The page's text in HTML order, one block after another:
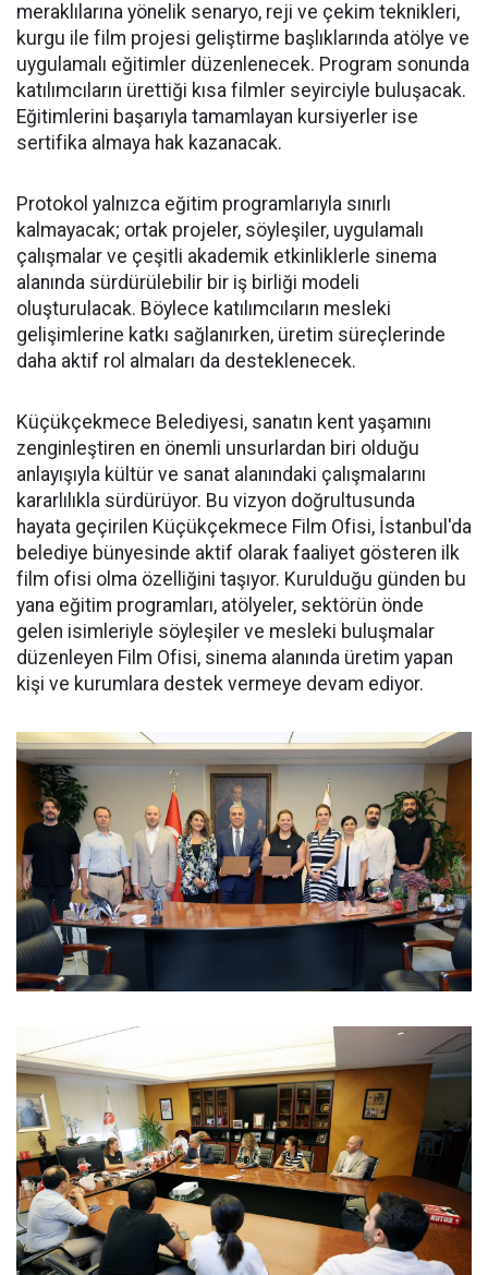
meraklılarına yönelik senaryo, reji ve çekim teknikleri,
kurgu ile film projesi geliştirme başlıklarında atölye ve
uygulamalı eğitimler düzenlenecek. Program sonunda
katılımcıların ürettiği kısa filmler seyirciyle buluşacak.
Eğitimlerini başarıyla tamamlayan kursiyerler ise
sertifika almaya hak kazanacak.
Protokol yalnızca eğitim programlarıyla sınırlı
kalmayacak; ortak projeler, söyleşiler, uygulamalı
çalışmalar ve çeşitli akademik etkinliklerle sinema
alanında sürdürülebilir bir iş birliği modeli
oluşturulacak. Böylece katılımcıların mesleki
gelişimlerine katkı sağlanırken, üretim süreçlerinde
daha aktif rol almaları da desteklenecek.
Küçükçekmece Belediyesi, sanatın kent yaşamını
zenginleştiren en önemli unsurlardan biri olduğu
anlayışıyla kültür ve sanat alanındaki çalışmalarını
kararlılıkla sürdürüyor. Bu vizyon doğrultusunda
hayata geçirilen Küçükçekmece Film Ofisi, İstanbul'da
belediye bünyesinde aktif olarak faaliyet gösteren ilk
film ofisi olma özelliğini taşıyor. Kurulduğu günden bu
yana eğitim programları, atölyeler, sektörün önde
gelen isimleriyle söyleşiler ve mesleki buluşmalar
düzenleyen Film Ofisi, sinema alanında üretim yapan
kişi ve kurumlara destek vermeye devam ediyor.